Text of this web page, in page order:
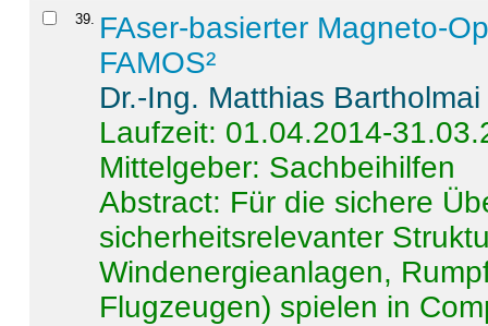
39. FAser-basierter Magneto-
FAMOS²
Dr.-Ing. Matthias Bartholmai
Laufzeit: 01.04.2014-
Mittelgeber: Sachbeihilfen
Abstract: Für die sichere
sicherheitsrelevanter
Windenergieanlagen,
Flugzeugen) spielen in